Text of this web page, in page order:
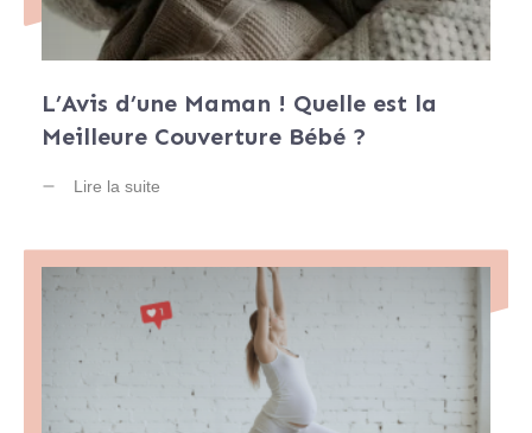
L’Avis d’une Maman ! Quelle est la
Meilleure Couverture Bébé ?
Lire la suite